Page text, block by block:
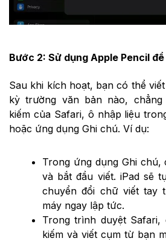
Bước 2: Sử dụng Apple Pencil
Sau khi kích hoạt, bạn có thể
kỳ trường văn bản nào,
kiếm của Safari, ô nhập liệu
hoặc ứng dụng Ghi chú. Ví dụ:
Trong ứng dụng Ghi chú,
và bắt đầu viết. iPad sẽ
chuyển đổi chữ viết tay
máy ngay lập tức.
Trong trình duyệt Safari,
kiếm và viết cụm từ bạn